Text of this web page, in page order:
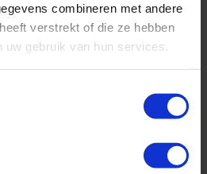
combineren met andere
verstrekt of die ze hebben
uw gebruik van hun services.